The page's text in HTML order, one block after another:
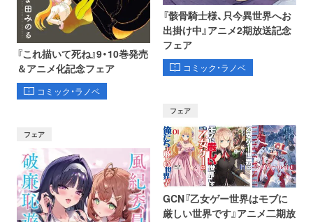
『これ描いて死ね』9・10巻発売
＆アニメ化記念フェア
コミック・ラノベ
『骸骨騎士様、只今異世界へお
出掛け中』アニメ2期放送記念
フェア
コミック・ラノベ
フェア
フェア
GCN『乙女ゲー世界はモブに
厳しい世界です』アニメ二期放